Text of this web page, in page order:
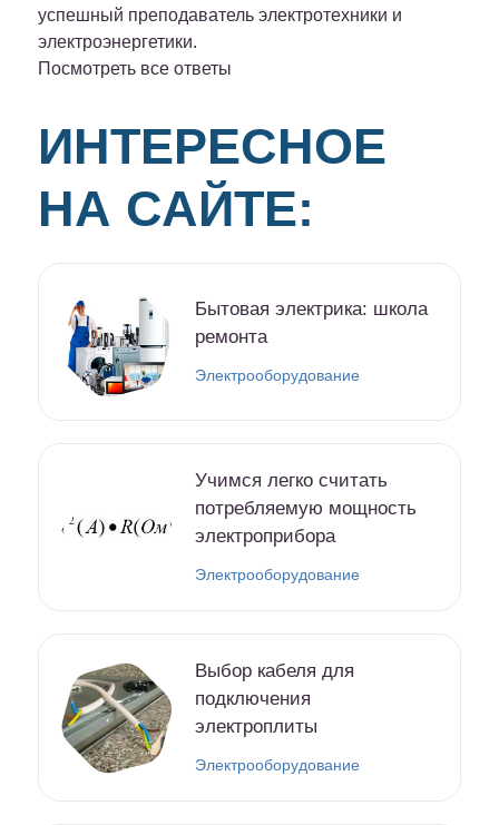
успешный преподаватель электротехники и
электроэнергетики.
Посмотреть все ответы
ИНТЕРЕСНОЕ
НА САЙТЕ:
Бытовая электрика: школа
ремонта
Электрооборудование
Учимся легко считать
потребляемую мощность
электроприбора
Электрооборудование
Выбор кабеля для
подключения
электроплиты
Электрооборудование